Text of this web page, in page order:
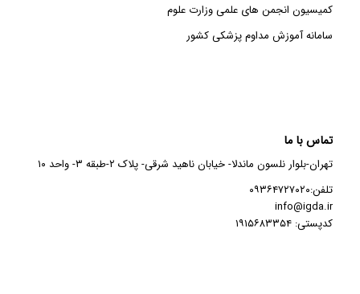
کمیسیون انجمن های علمی وزارت علوم
سامانه آموزش مداوم پزشکی کشور
تماس با ما
تهران-بلوار نلسون ماندلا- خیابان ناهید شرقی- پلاک ۲-طبقه ۳- واحد ۱۰
تلفن:۰۹۳۶۴۷۲۷۰۲۰
info@igda.ir
کدپستی: ۱۹۱۵۶۸۳۳۵۴